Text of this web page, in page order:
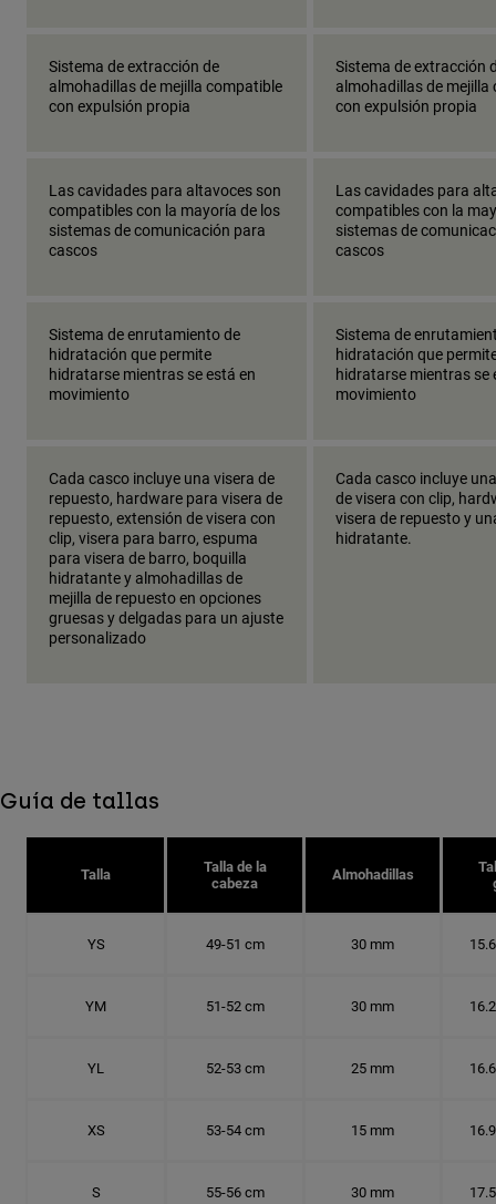
Sistema de extracción de
almohadillas de mejilla compatible
con expulsión propia
Sistema de extracción
almohadillas de mejilla
con expulsión propia
Las cavidades para altavoces son
compatibles con la mayoría de los
sistemas de comunicación para
cascos
Las cavidades para
compatibles con la
sistemas de
cascos
Sistema de enrutamiento de
hidratación que permite
hidratarse mientras se está en
movimiento
Sistema de
hidratación que
hidratarse mientras se
movimiento
Cada casco incluye una visera de
repuesto, hardware para visera de
repuesto, extensión de visera con
clip, visera para barro, espuma
para visera de barro, boquilla
hidratante y almohadillas de
mejilla de repuesto en opciones
gruesas y delgadas para un ajuste
personalizado
Cada casco incluye
de visera con clip,
visera de repuesto y
hidratante.
Guía de tallas
Talla
Talla de la
cabeza
Almohadillas
YS 49-51 cm 30 mm
YM 51-52 cm 30 mm
YL 52-53 cm 25 mm
XS 53-54 cm 15 mm
S 55-56 cm 30 mm